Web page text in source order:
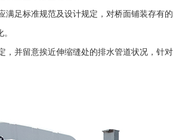
满足标准规范及设计规定，对桥面铺装存有
并留意挨近伸缩缝处的排水管道状况，针